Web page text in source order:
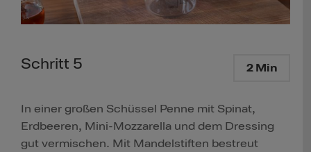
Schritt 5 2 Min
In einer großen Schüssel Penne mit Spinat,
Erdbeeren, Mini-Mozzarella und dem Dressing
gut vermischen. Mit Mandelstiften bestreut